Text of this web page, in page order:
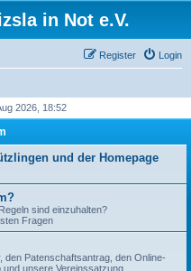
in Not e.V.
Login
Register
2026, 18:52
und der Homepage
sind einzuhalten?
Fragen
den Patenschaftsantrag, den Online-
unsere Vereinssatzung